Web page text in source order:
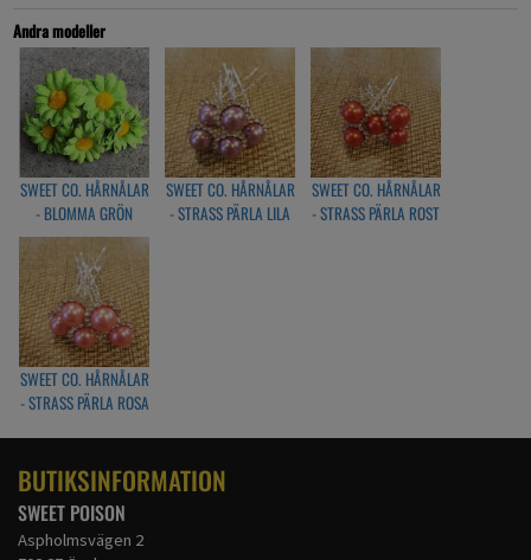
Andra modeller
SWEET CO. HÅRNÅLAR
- BLOMMA GRÖN
SWEET CO. HÅRNÅLAR
- STRASS PÄRLA LILA
SWEET CO. HÅRNÅLAR
- STRASS PÄRLA ROST
SWEET CO. HÅRNÅLAR
- STRASS PÄRLA ROSA
BUTIKSINFORMATION
SWEET POISON
Aspholmsvägen 2